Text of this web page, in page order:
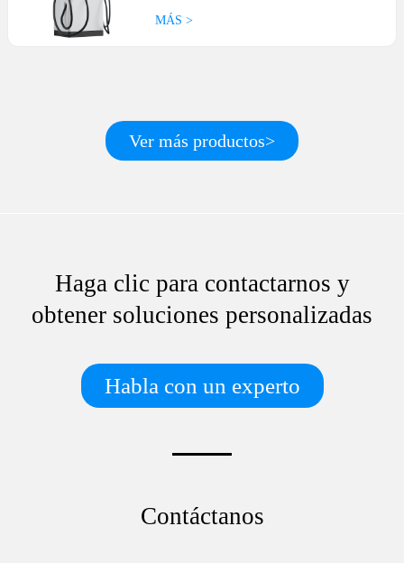
MÁS >
Ver más productos>
Haga clic para contactarnos y
obtener soluciones personalizadas
Habla con un experto
Contáctanos